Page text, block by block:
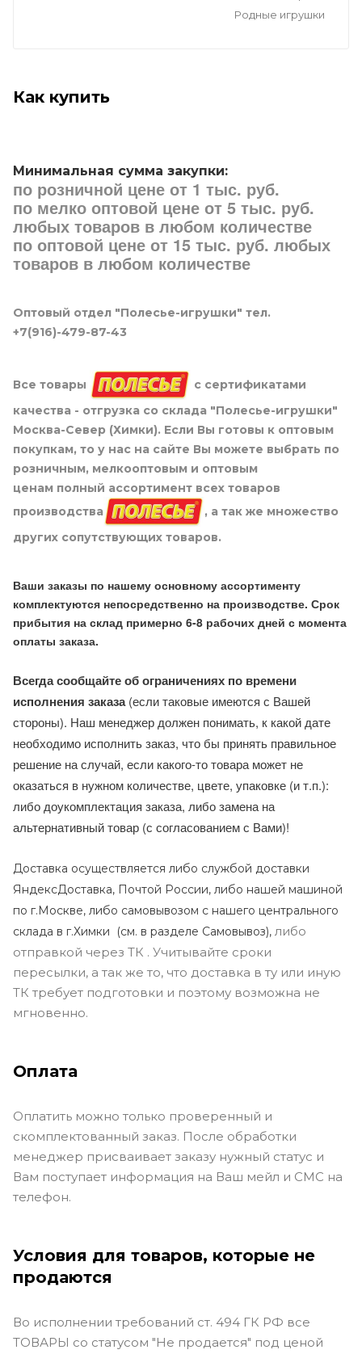
Родные игрушки
Как купить
Минимальная сумма закупки:
по розничной цене от 1 тыс. руб.
по мелко оптовой цене от 5 тыс. руб.
любых товаров в любом количестве
по оптовой цене от 15 тыс. руб. любых
товаров в любом количестве
Оптовый отдел "Полесье-игрушки" тел.
+7(916)-479-87-43
Все товары
с сертификатами
качества - отгрузка со склада "Полесье-игрушки"
Москва-Север (Химки). Если Вы готовы к оптовым
покупкам, то у нас на сайте Вы можете выбрать по
розничным, мелкооптовым и оптовым
ценам полный ассортимент всех товаров
производства
, а так же множество
других сопутствующих товаров.
Ваши заказы по нашему основному ассортименту
комплектуются непосредственно на производстве. Срок
прибытия на склад примерно 6-8 рабочих дней с момента
оплаты заказа.
Всегда сообщайте об ограничениях по времени
исполнения заказа(если таковые имеются с Вашей
стороны). Наш менеджер должен понимать, к какой дате
необходимо исполнить заказ, что бы принять правильное
решение на случай, если какого-то товара может не
оказаться в нужном количестве, цвете, упаковке (и т.п.):
либо доукомплектация заказа, либо замена на
альтернативный товар (с согласованием с Вами)!
Доставка осуществляется либо службой доставки
ЯндексДоставка, Почтой России, либо нашей машиной
по г.Москве, либо самовывозом с нашего центрального
склада в г.Химки (см. в разделе Самовывоз), либо
отправкой через ТК . Учитывайте сроки
пересылки, а так же то, что доставка в ту или иную
ТК требует подготовки и поэтому возможна не
мгновенно.
Оплата
Оплатить можно только проверенный и
скомплектованный заказ. После обработки
менеджер присваивает заказу нужный статус и
Вам поступает информация на Ваш мейл и СМС на
телефон.
Условия для товаров, которые не
продаются
Во исполнении требований ст. 494 ГК РФ все
ТОВАРЫ со статусом "Не продается" под ценой